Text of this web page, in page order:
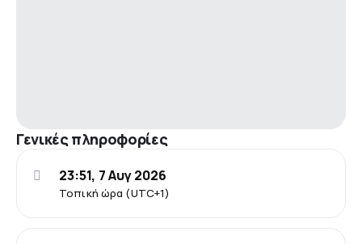
Γενικές πληροφορίες
Τοπική ώρα (UTC+1)
23:51, 7 Αυγ 2026